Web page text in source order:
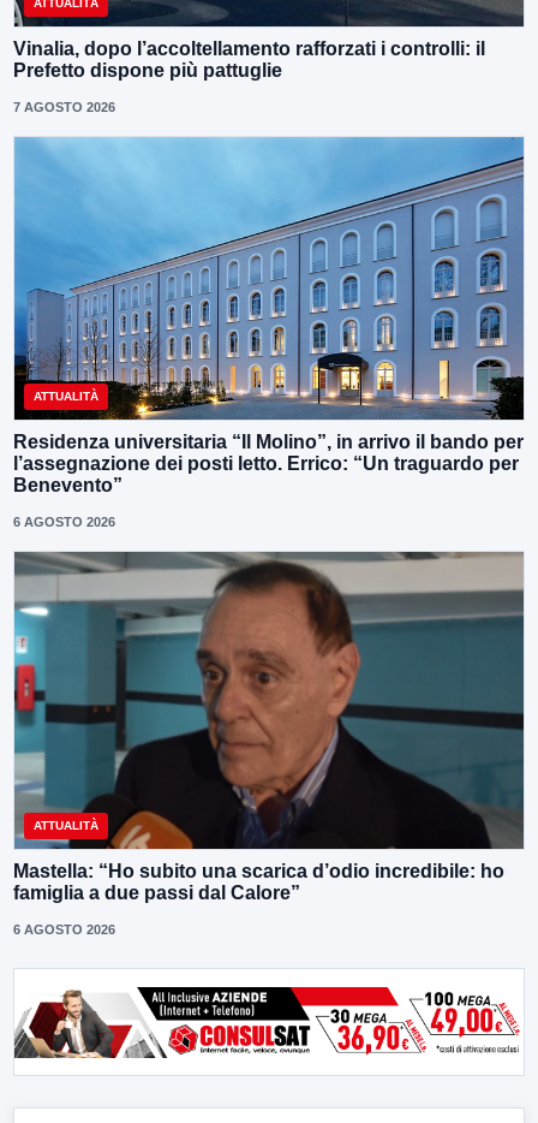
ATTUALITÀ
Vinalia, dopo l’accoltellamento rafforzati i controlli: il
Prefetto dispone più pattuglie
7 AGOSTO 2026
ATTUALITÀ
Residenza universitaria “Il Molino”, in arrivo il bando per
l’assegnazione dei posti letto. Errico: “Un traguardo per
Benevento”
6 AGOSTO 2026
ATTUALITÀ
Mastella: “Ho subito una scarica d’odio incredibile: ho
famiglia a due passi dal Calore”
6 AGOSTO 2026